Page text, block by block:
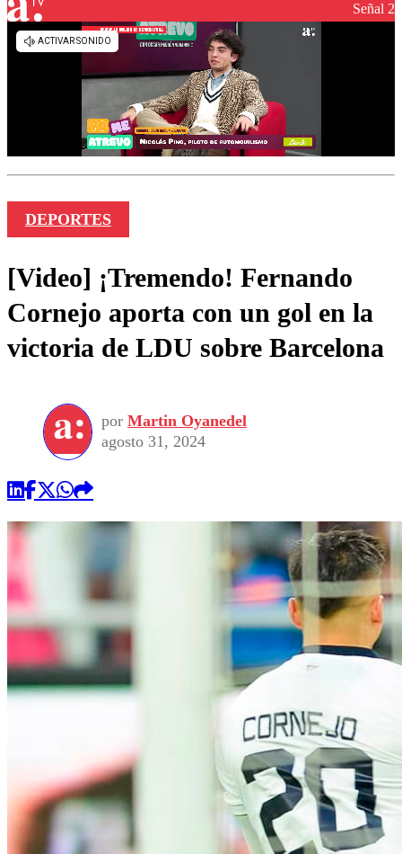
Señal 2
DEPORTES
[Video] ¡Tremendo! Fernando
Cornejo aporta con un gol en la
victoria de LDU sobre Barcelona
por Martin Oyanedel
agosto 31, 2024